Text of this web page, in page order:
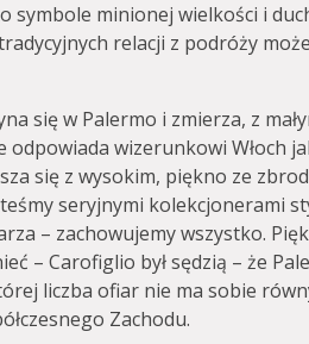
symbole minionej wielkości i
relacji z podróży
się w Palermo i zmierza, z
odpowiada wizerunkowi Włoch
się z wysokim, piękno ze
seryjnymi kolekcjonerami
– zachowujemy wszystko.
– Carofiglio był sędzią – że
liczba ofiar nie ma sobie
Zachodu.